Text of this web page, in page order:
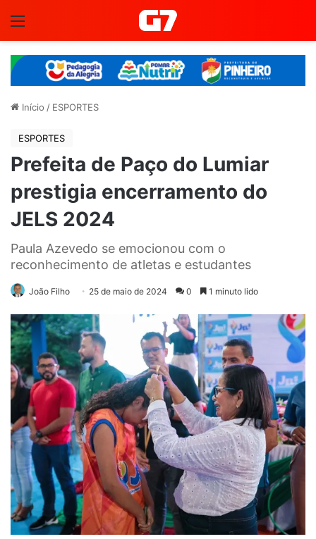
Início / ESPORTES
ESPORTES
Prefeita de Paço do Lumiar
prestigia encerramento do
JELS 2024
Paula Azevedo se emocionou com o
reconhecimento de atletas e estudantes
João Filho 25 de maio de 2024 0 1 minuto lido